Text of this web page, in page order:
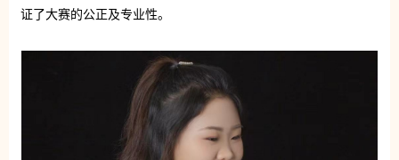
证了大赛的公正及专业性。